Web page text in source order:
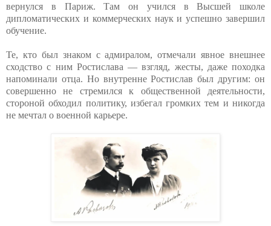
вернулся в Париж. Там он учился в Высшей школе
дипломатических и коммерческих наук и успешно завершил
обучение.
Те, кто был знаком с адмиралом, отмечали явное внешнее
сходство с ним Ростислава — взгляд, жесты, даже походка
напоминали отца. Но внутренне Ростислав был другим: он
совершенно не стремился к общественной деятельности,
стороной обходил политику, избегал громких тем и никогда
не мечтал о военной карьере.